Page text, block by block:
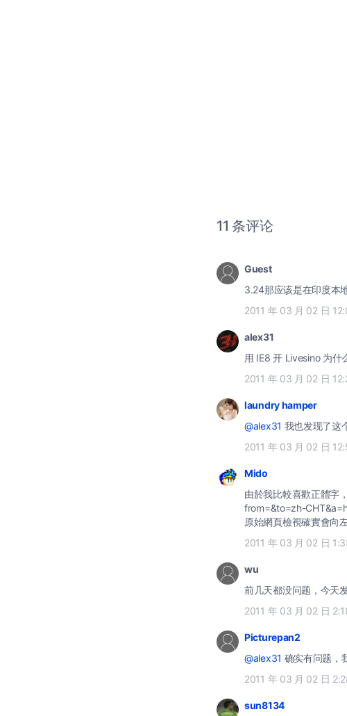
11 条评论
Guest
3.24那应该是在印度本
2011 年 03 月 02 日
alex31
用 IE8 开 Livesino 为什
2011 年 03 月 02 日
laundry hamper
@alex31 我也发现了这
2011 年 03 月 02 日
Mido
由於我比較喜歡正體字
from=&to=zh-
原始網頁檢視確實會向左
2011 年 03 月 02 日
wu
前几天都没问题，今天
2011 年 03 月 02 日
Picturepan2
@alex31 确实有问题，
2011 年 03 月 02 日
sun8134